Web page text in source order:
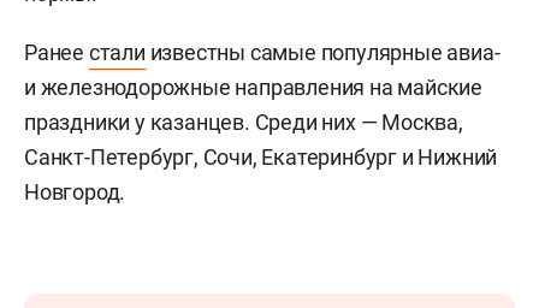
Ранее стали известны самые популярные авиа-
и железнодорожные направления на майские
праздники у казанцев. Среди них — Москва,
Санкт-Петербург, Сочи, Екатеринбург и Нижний
Новгород.